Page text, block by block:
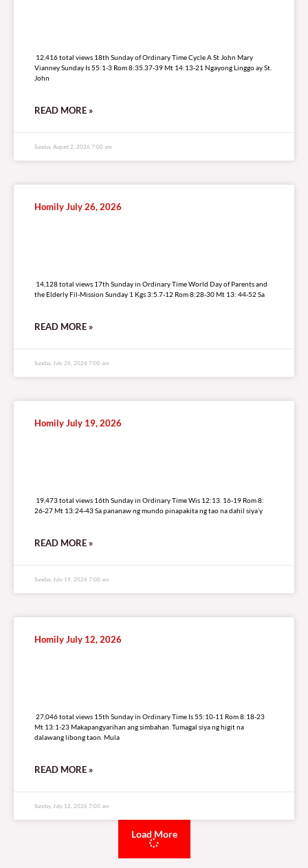
12,416 total views 18th Sunday of Ordinary Time Cycle A St John Mary
Vianney Sunday Is 55:1-3 Rom 8:35.37-39 Mt 14:13-21 Ngayong Linggo ay St.
John
READ MORE »
Sunday, August 2, 2026 7:00 am
Homily July 26, 2026
14,128 total views 17th Sunday in Ordinary Time World Day of Parents and
the Elderly Fil-Mission Sunday 1 Kgs 3:5.7-12 Rom 8:28-30 Mt 13: 44-52 Sa
READ MORE »
Sunday, July 26, 2026 7:00 am
Homily July 19, 2026
19,473 total views 16th Sunday in Ordinary Time Wis 12:13. 16-19 Rom 8:
26-27 Mt 13:24-43 Sa pananaw ng mundo pinapakita ng tao na dahil siya’y
READ MORE »
Sunday, July 19, 2026 7:00 am
Homily July 12, 2026
27,046 total views 15th Sunday in Ordinary Time Is 55:10-11 Rom 8:18-23
Mt 13:1-23 Makapangyarihan ang simbahan. Tumagal siya ng higit na
dalawang libong taon. Mula
READ MORE »
Sunday, July 12, 2026 7:00 am
Load More